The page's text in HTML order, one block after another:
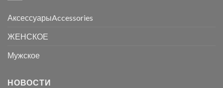
АксессуарыAccessories
ЖЕНСКОЕ
Мужское
НОВОСТИ